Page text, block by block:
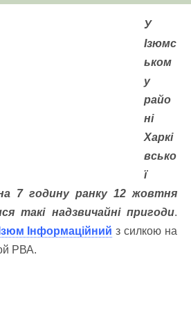
У
Ізюмс
ьком
у
райо
ні
Харкі
всько
ї
7 годину ранку 12 жовтня
такі надзвичайні пригоди.
Ізюм Інформаційний з силкою на
РВА.